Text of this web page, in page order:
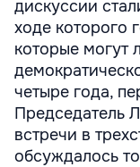
дискуссии
ходе которого
которые могут
четыре года,
Председатель
встречи в
обсуждалось